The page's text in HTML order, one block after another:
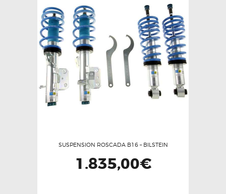
SUSPENSION ROSCADA B16 – BILSTEIN
1.835,00€